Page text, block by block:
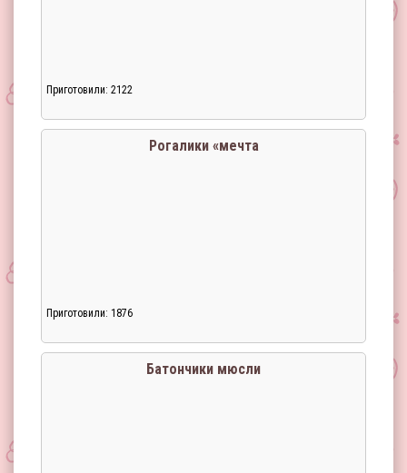
Приготовили: 2122
Рогалики «мечта
Приготовили: 1876
Батончики мюсли